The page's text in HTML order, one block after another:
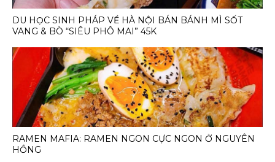
DU HỌC SINH PHÁP VỀ HÀ NỘI BÁN BÁNH MÌ SỐT
VANG & BÒ “SIÊU PHÔ MAI” 45K
RAMEN MAFIA: RAMEN NGON CỰC NGON Ở NGUYÊN
HỒNG